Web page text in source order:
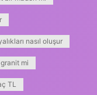
nasıl oluşur
mi
TL